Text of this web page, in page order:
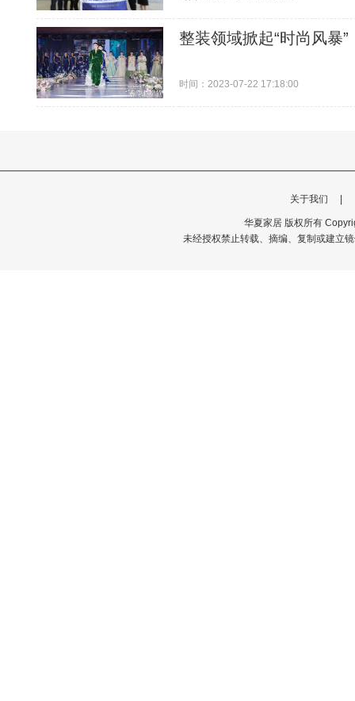
整装领域掀起“时尚风暴
时间：2023-07-22 17:18:00
关于我们
华夏家居 版权所有
未经授权禁止转载、摘编、复制或建立